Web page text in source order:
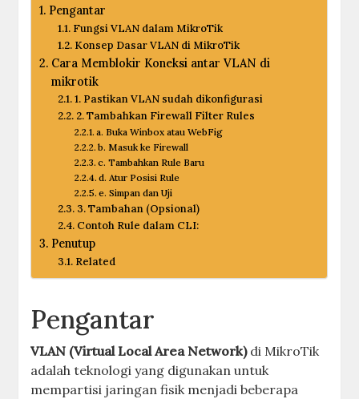
Pengantar
Fungsi VLAN dalam MikroTik
Konsep Dasar VLAN di MikroTik
Cara Memblokir Koneksi antar VLAN di
mikrotik
1. Pastikan VLAN sudah dikonfigurasi
2. Tambahkan Firewall Filter Rules
a. Buka Winbox atau WebFig
b. Masuk ke Firewall
c. Tambahkan Rule Baru
d. Atur Posisi Rule
e. Simpan dan Uji
3. Tambahan (Opsional)
Contoh Rule dalam CLI:
Penutup
Related
Pengantar
VLAN (Virtual Local Area Network)di MikroTik
adalah teknologi yang digunakan untuk
mempartisi jaringan fisik menjadi beberapa